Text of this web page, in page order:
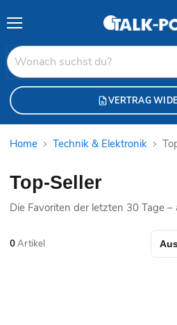
VERTRAG
Home Technik & Elektronik
Top-Seller
Die Favoriten der letzten 30 Tage
0Artikel